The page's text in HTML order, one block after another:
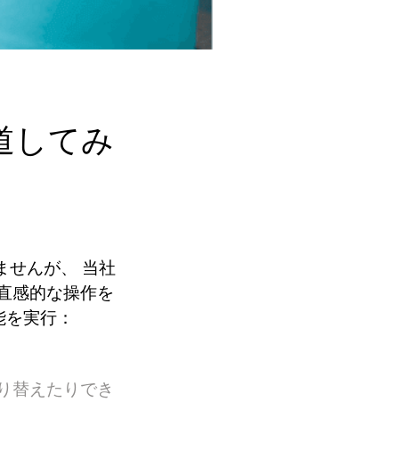
してみ
せんが、 当社
感的な操作を
実行：
替えたりでき